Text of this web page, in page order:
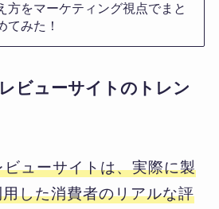
方をマーケティング視点でまと
てみた！
ビューサイトのトレン
ューサイトは、実際に製
した消費者のリアルな評